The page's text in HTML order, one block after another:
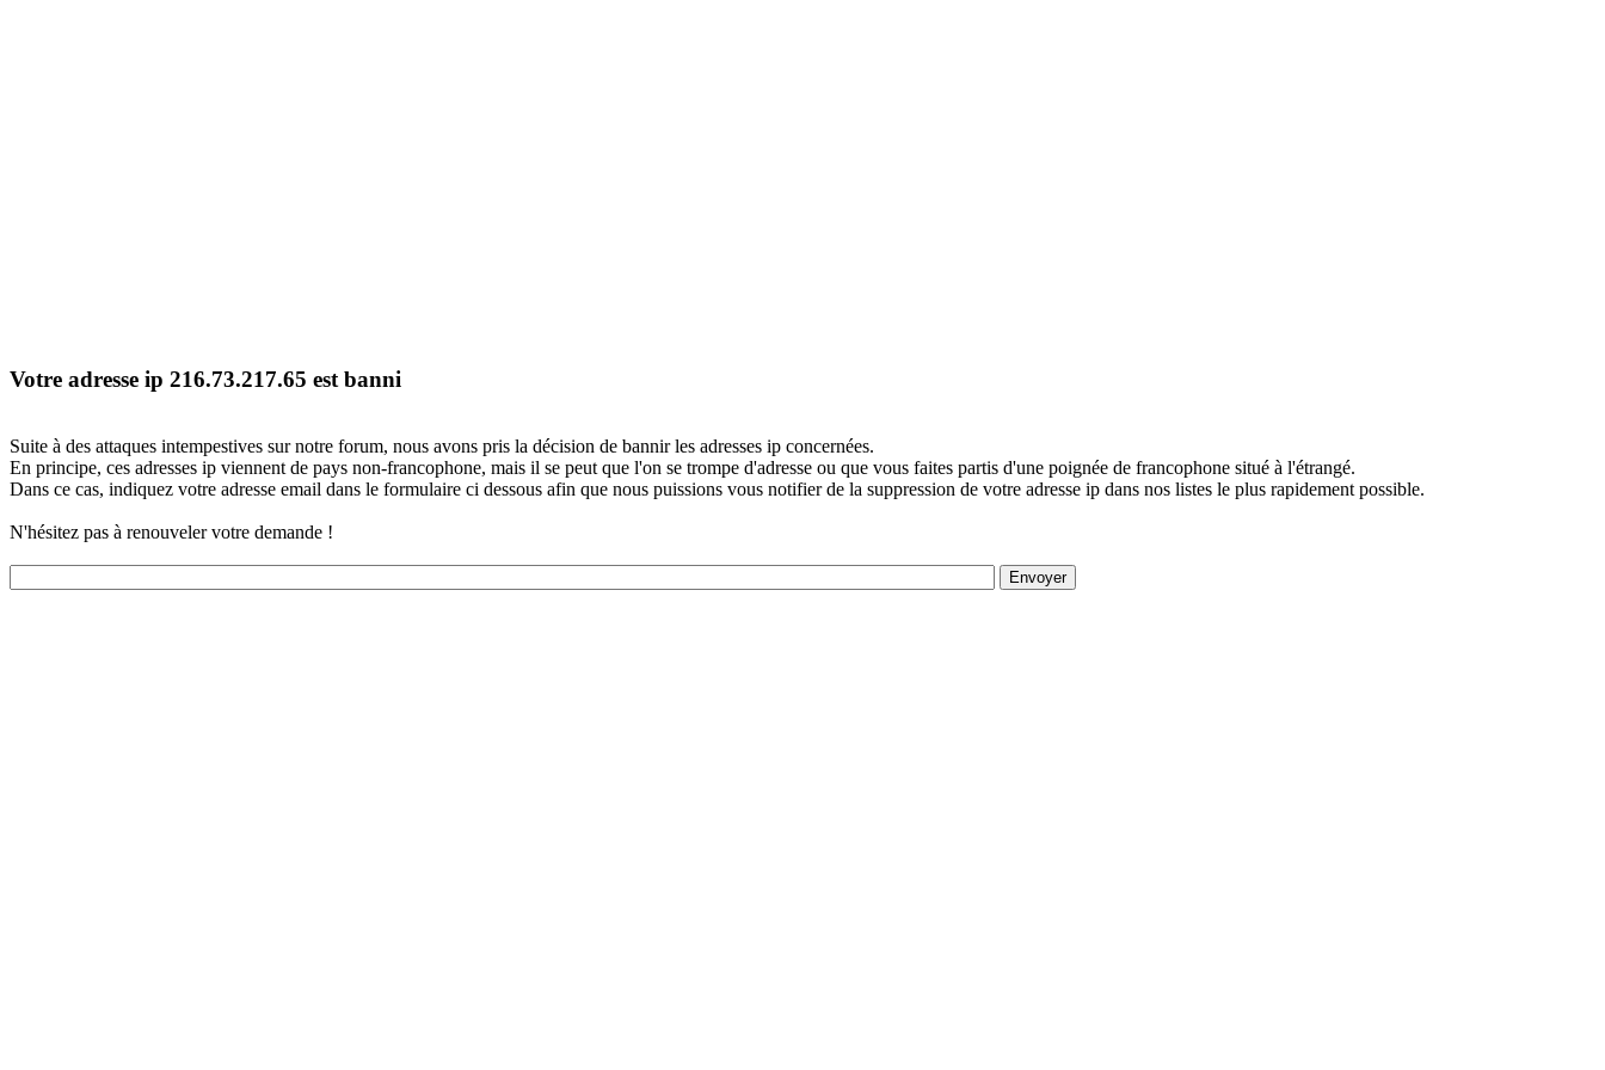
Votre adresse ip 216.73.217.65 est banni
Suite à des attaques intempestives sur notre forum, nous avons pris la décision de bannir les adresses ip concernées.
En principe, ces adresses ip viennent de pays non-francophone, mais il se peut que l'on se trompe d'adresse ou que vous faites partis d'une poignée de francophone situé à l'étrangé.
Dans ce cas, indiquez votre adresse email dans le formulaire ci dessous afin que nous puissions vous notifier de la suppression de votre adresse ip dans nos listes le plus rapidement possible.
N'hésitez pas à renouveler votre demande !